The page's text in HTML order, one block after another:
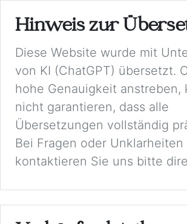
Hinweis zur
Diese Website wurde mit
von KI (ChatGPT) übersetzt.
hohe Genauigkeit anstreben,
nicht garantieren, dass alle
Übersetzungen vollständig
Bei Fragen oder Unklarheiten
kontaktieren Sie uns bitte